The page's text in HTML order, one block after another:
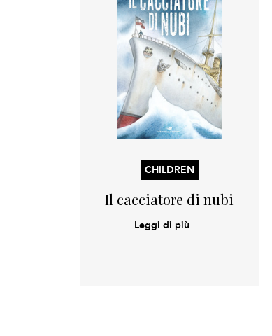
CHILDREN
Il cacciatore di nubi
Leggi di più